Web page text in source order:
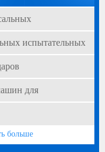
испытательных
для
больше